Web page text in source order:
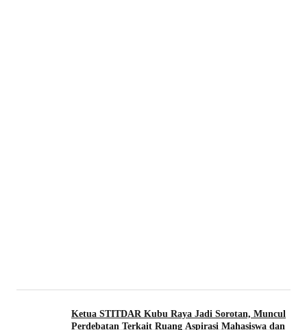
Ketua STITDAR Kubu Raya Jadi Sorotan, Muncul
Perdebatan Terkait Ruang Aspirasi Mahasiswa dan